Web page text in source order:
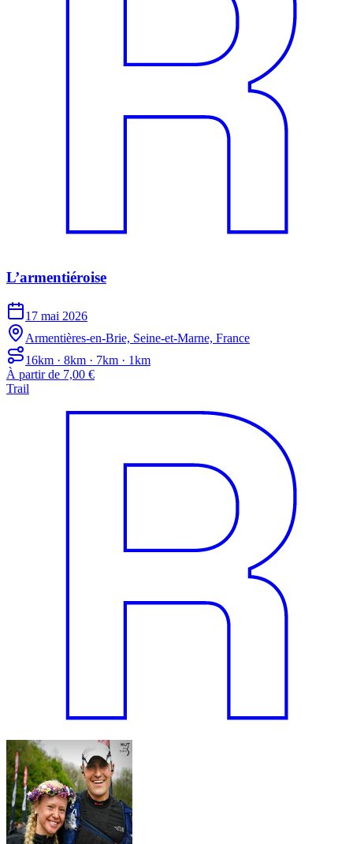
L’armentiéroise
17 mai 2026
Armentières-en-Brie, Seine-et-Marne, France
16km · 8km · 7km · 1km
À partir de 7,00 €
Trail